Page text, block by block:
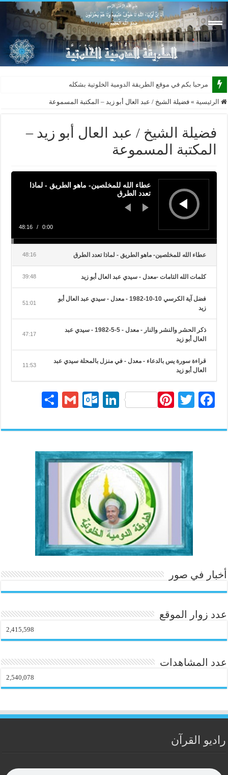
مرحبا بكم في موقع الطريقة الدومية الخلوتية بشكله الجديد
الرئيسية » فضيلة الشيخ / عبد العال أبو زيد – المكتبة المسموعة
فضيلة الشيخ / عبد العال أبو زيد –
المكتبة المسموعة
عطاء الله للمخلصين- ماهو الطريق - لماذا
تعدد الطرق
0:00
/
48:16
عطاء الله للمخلصين- ماهو الطريق - لماذا تعدد الطرق 48:16
كلمات الله التامات -معدل - سيدي عبد العال أبو زيد 39:48
فضل آية الكرسي 10-10-1982 - معدل - سيدي عبد العال أبو
زيد
51:01
ذكر الحشر والنشر والنار - معدل - 5-5-1982 - سيدي عبد
العال أبو زيد
47:17
قراءة سورة يس بالدعاء - معدل - في منزل بالمحلة سيدي عبد
العال أبو زيد
11:53
Fa
bo
ok
T
tte
r
er
es
t
Li
ed
In
O
lo
ok
.c
o
m
G
ail
re
أخبار في صور
عدد زوار الموقع
2,415,598
عدد المشاهدات
2,540,078
راديو القرآن